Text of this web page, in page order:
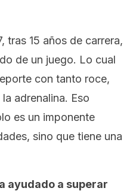
tras 15 años de carrera,
de un juego. Lo cual
con tanto roce,
adrenalina. Eso
es un imponente
sino que tiene una
ayudado a superar